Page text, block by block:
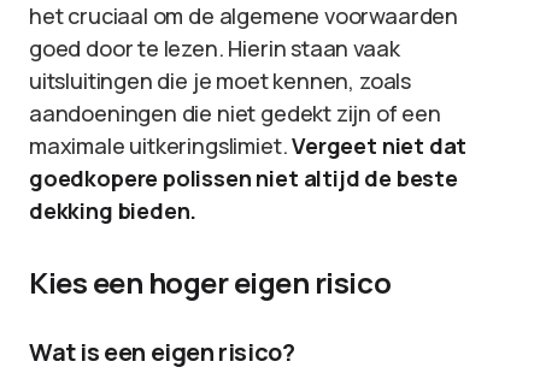
het cruciaal om de algemene voorwaarden
goed door te lezen. Hierin staan vaak
uitsluitingen die je moet kennen, zoals
aandoeningen die niet gedekt zijn of een
maximale uitkeringslimiet.Vergeet niet dat
goedkopere polissen niet altijd de beste
dekking bieden.
Kies een hoger eigen risico
Wat is een eigen risico?